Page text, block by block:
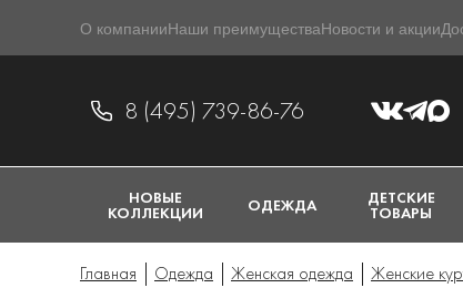
О компанииНаши преимуществаНовости и акции
8 (495) 739-86-76
НОВЫЕ
КОЛЛЕКЦИИ ОДЕЖДА ДЕТСКИЕ
ТОВАРЫ
Главная Одежда Женская одежда Женские